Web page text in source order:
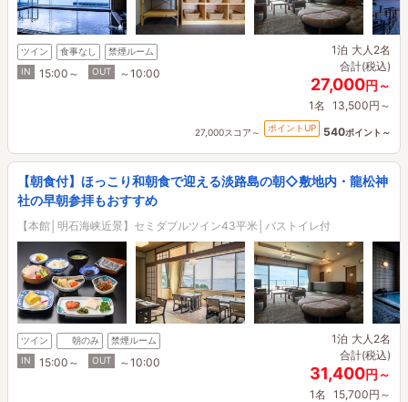
ツイン 食事なし
禁煙ルーム
IN
15:00～ OUT ～10:00
1泊 大人2名
合計(税込)
27,000円～
1名 13,500円～
27,000スコア～ ポイントUP 540ポイント～
【朝食付】ほっこり和朝食で迎える淡路島の朝◇敷地内・龍松神
社の早朝参拝もおすすめ
【本館│明石海峡近景】セミダブルツイン43平米│バストイレ付
ツイン 朝のみ
禁煙ルーム
IN
15:00～ OUT ～10:00
1泊 大人2名
合計(税込)
31,400円～
1名 15,700円～